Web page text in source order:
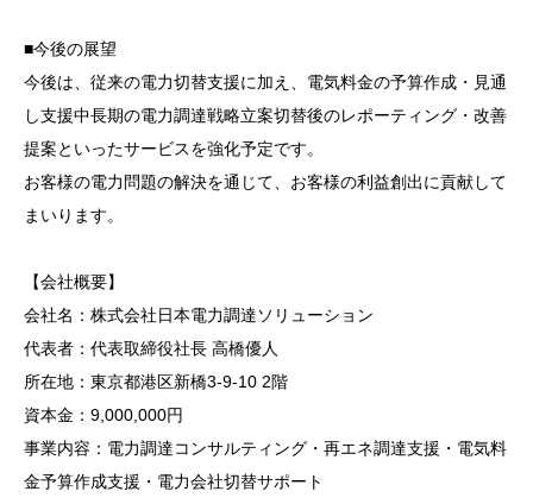
■今後の展望
今後は、従来の電力切替支援に加え、電気料金の予算作成・見通
し支援中長期の電力調達戦略立案切替後のレポーティング・改善
提案といったサービスを強化予定です。
お客様の電力問題の解決を通じて、お客様の利益創出に貢献して
まいります。
【会社概要】
会社名：株式会社日本電力調達ソリューション
代表者：代表取締役社長 高橋優人
所在地：東京都港区新橋3-9-10 2階
資本金：9,000,000円
事業内容：電力調達コンサルティング・再エネ調達支援・電気料
金予算作成支援・電力会社切替サポート